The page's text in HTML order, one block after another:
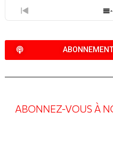
PREVIOUS
EPISODE
ABONNEZ-VOUS À